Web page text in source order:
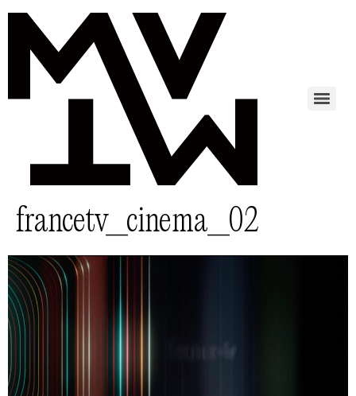
francetv_cinema_02